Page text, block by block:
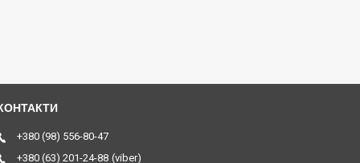
+380 (98) 556-80-47
+380 (63) 201-24-88 viber